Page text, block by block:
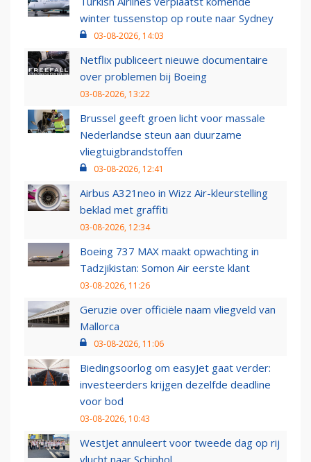
winter tussenstop op route naar Sydney
03-08-2026, 14:03
Netflix publiceert nieuwe documentaire
over problemen bij Boeing
03-08-2026, 13:22
Brussel geeft groen licht voor massale
Nederlandse steun aan duurzame
vliegtuigbrandstoffen
03-08-2026, 12:41
Airbus A321neo in Wizz Air-kleurstelling
beklad met graffiti
03-08-2026, 12:34
Boeing 737 MAX maakt opwachting in
Tadzjikistan: Somon Air eerste klant
03-08-2026, 11:26
Geruzie over officiële naam vliegveld van
Mallorca
03-08-2026, 11:06
Biedingsoorlog om easyJet gaat verder:
investeerders krijgen dezelfde deadline
voor bod
03-08-2026, 10:43
WestJet annuleert voor tweede dag op rij